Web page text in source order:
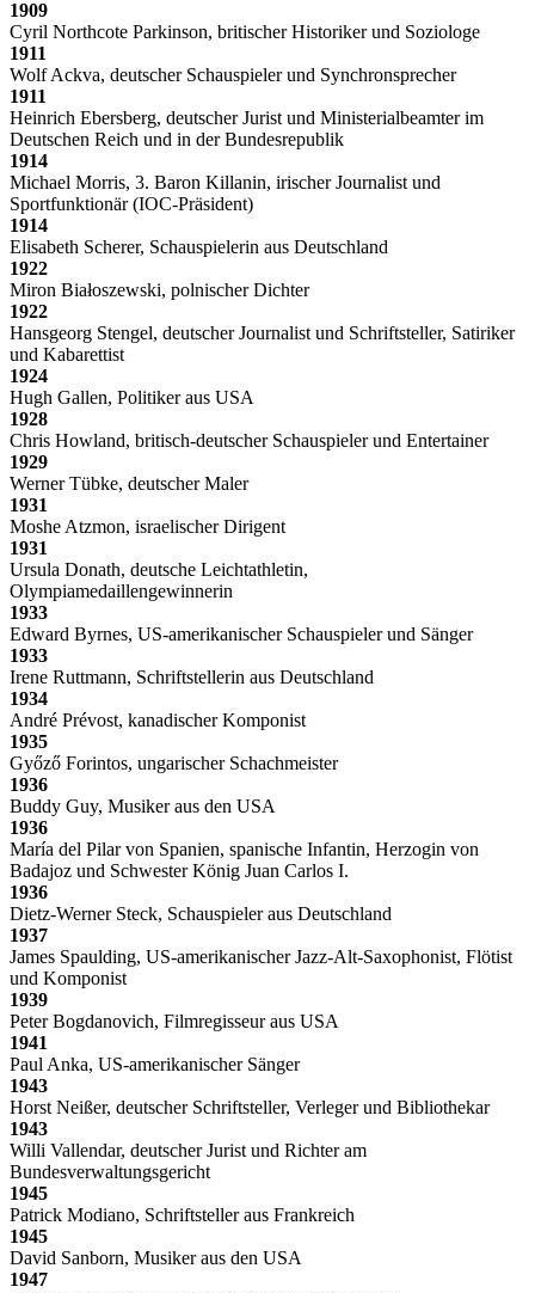
1909
Cyril Northcote Parkinson, britischer Historiker und Soziologe
1911
Wolf Ackva, deutscher Schauspieler und Synchronsprecher
1911
Heinrich Ebersberg, deutscher Jurist und Ministerialbeamter im
Deutschen Reich und in der Bundesrepublik
1914
Michael Morris, 3. Baron Killanin, irischer Journalist und
Sportfunktionär (IOC-Präsident)
1914
Elisabeth Scherer, Schauspielerin aus Deutschland
1922
Miron Białoszewski, polnischer Dichter
1922
Hansgeorg Stengel, deutscher Journalist und Schriftsteller, Satiriker
und Kabarettist
1924
Hugh Gallen, Politiker aus USA
1928
Chris Howland, britisch-deutscher Schauspieler und Entertainer
1929
Werner Tübke, deutscher Maler
1931
Moshe Atzmon, israelischer Dirigent
1931
Ursula Donath, deutsche Leichtathletin,
Olympiamedaillengewinnerin
1933
Edward Byrnes, US-amerikanischer Schauspieler und Sänger
1933
Irene Ruttmann, Schriftstellerin aus Deutschland
1934
André Prévost, kanadischer Komponist
1935
Győző Forintos, ungarischer Schachmeister
1936
Buddy Guy, Musiker aus den USA
1936
María del Pilar von Spanien, spanische Infantin, Herzogin von
Badajoz und Schwester König Juan Carlos I.
1936
Dietz-Werner Steck, Schauspieler aus Deutschland
1937
James Spaulding, US-amerikanischer Jazz-Alt-Saxophonist, Flötist
und Komponist
1939
Peter Bogdanovich, Filmregisseur aus USA
1941
Paul Anka, US-amerikanischer Sänger
1943
Horst Neißer, deutscher Schriftsteller, Verleger und Bibliothekar
1943
Willi Vallendar, deutscher Jurist und Richter am
Bundesverwaltungsgericht
1945
Patrick Modiano, Schriftsteller aus Frankreich
1945
David Sanborn, Musiker aus den USA
1947